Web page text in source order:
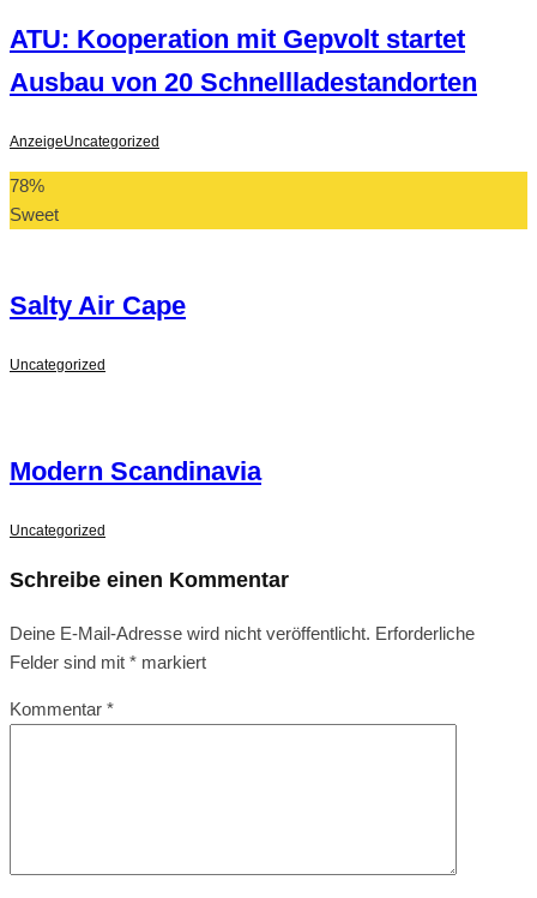
ATU: Kooperation mit Gepvolt startet
Ausbau von 20 Schnellladestandorten
AnzeigeUncategorized
78%
Sweet
Salty Air Cape
Uncategorized
Modern Scandinavia
Uncategorized
Schreibe einen Kommentar
Deine E-Mail-Adresse wird nicht veröffentlicht. Erforderliche
Felder sind mit * markiert
Kommentar *